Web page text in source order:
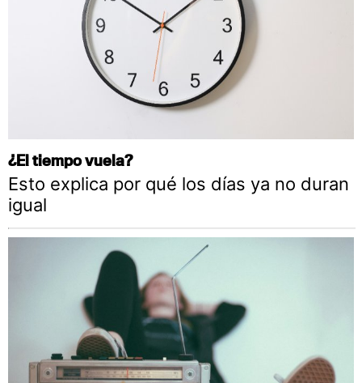
¿El tiempo vuela?
Esto explica por qué los días ya no duran
igual